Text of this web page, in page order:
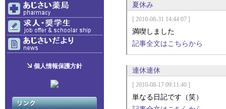
個人情報保護方針
夏休み
[ 2010-08-31 14:44:07 ]
満喫しました
記事全文はこちらから
連休連休
[ 2010-08-17 09:11:40 ]
単なる日記です（笑）